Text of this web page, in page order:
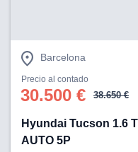
Barcelona
Precio al contado
30.500 € 38.650 €
Hyundai Tucson 1.6
AUTO 5P